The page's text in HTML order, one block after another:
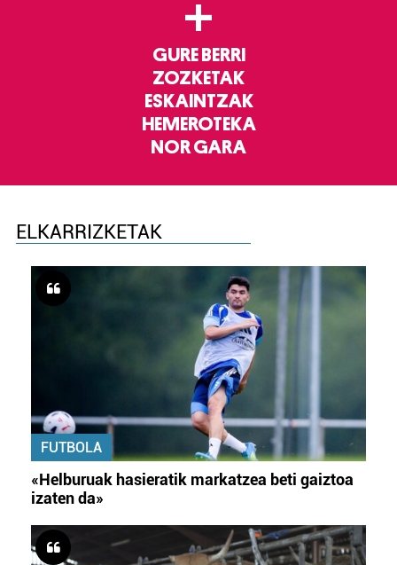
+
GURE BERRI
ZOZKETAK
ESKAINTZAK
HEMEROTEKA
NOR GARA
ELKARRIZKETAK
FUTBOLA
«Helburuak hasieratik markatzea beti gaiztoa
izaten da»